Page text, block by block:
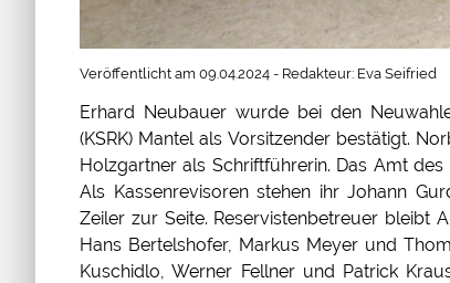
Veröffentlicht am 09.04.2024 - Redakteur: Eva Seifried
Erhard Neubauer wurde bei den
(KSRK) Mantel als Vorsitzender bestätigt.
Holzgartner als Schriftführerin. Das Amt
Als Kassenrevisoren stehen ihr Johann
Zeiler zur Seite. Reservistenbetreuer bleibt
Hans Bertelshofer, Markus Meyer und
Kuschidlo, Werner Fellner und Patrick